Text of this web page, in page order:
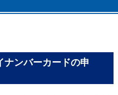
ナンバーカードの申